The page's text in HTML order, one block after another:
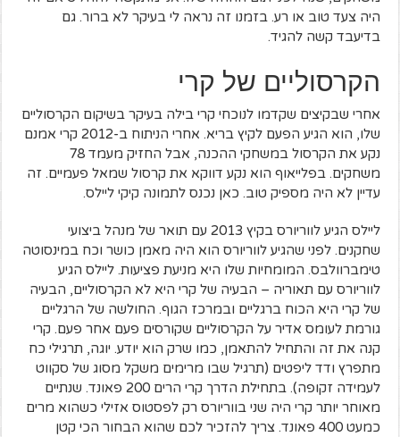
היה צעד טוב או רע. בזמנו זה נראה לי בעיקר לא ברור. גם
בדיעבד קשה להגיד.
הקרסוליים של קרי
אחרי שבקיצים שקדמו לנוכחי קרי בילה בעיקר בשיקום הקרסוליים
שלו, הוא הגיע הפעם לקיץ בריא. אחרי הניתוח ב-2012 קרי אמנם
נקע את הקרסול במשחקי ההכנה, אבל החזיק מעמד 78
משחקים. בפלייאוף הוא נקע דווקא את קרסול שמאל פעמיים. זה
עדיין לא היה מספיק טוב. כאן נכנס לתמונה קיקי ליילס.
ליילס הגיע לווריורס בקיץ 2013 עם תואר של מנהל ביצועי
שחקנים. לפני שהגיע לווריורס הוא היה מאמן כושר וכח במינסוטה
טימברוולבס. המומחיות שלו היא מניעת פציעות. ליילס הגיע
לווריורס עם תאוריה – הבעיה של קרי היא לא הקרסוליים, הבעיה
של קרי היא הכוח ברגליים ובמרכז הגוף. החולשה של הרגליים
גורמת לעומס אדיר על הקרסוליים שקורסים פעם אחר פעם. קרי
קנה את זה והתחיל להתאמן, כמו שרק הוא יודע. יוגה, תרגילי כח
מתפרץ ודד ליפטים (תרגיל שבו מרימים משקל מסוג של סקווט
לעמידה זקופה). בתחילת הדרך קרי הרים 200 פאונד. שנתיים
מאוחר יותר קרי היה שני בווריורס רק לפסטוס אזילי כשהוא מרים
כמעט 400 פאונד. צריך להזכיר לכם שהוא הבחור הכי קטן